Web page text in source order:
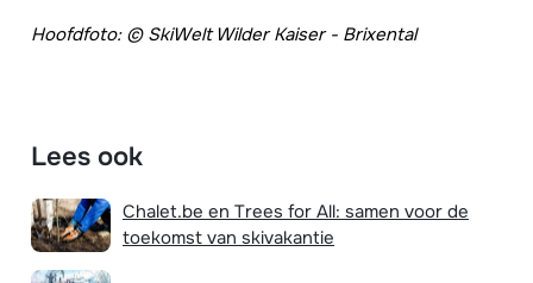
Hoofdfoto: © SkiWelt Wilder Kaiser - Brixental
Lees ook
Chalet.be en Trees for All: samen voor de
toekomst van skivakantie